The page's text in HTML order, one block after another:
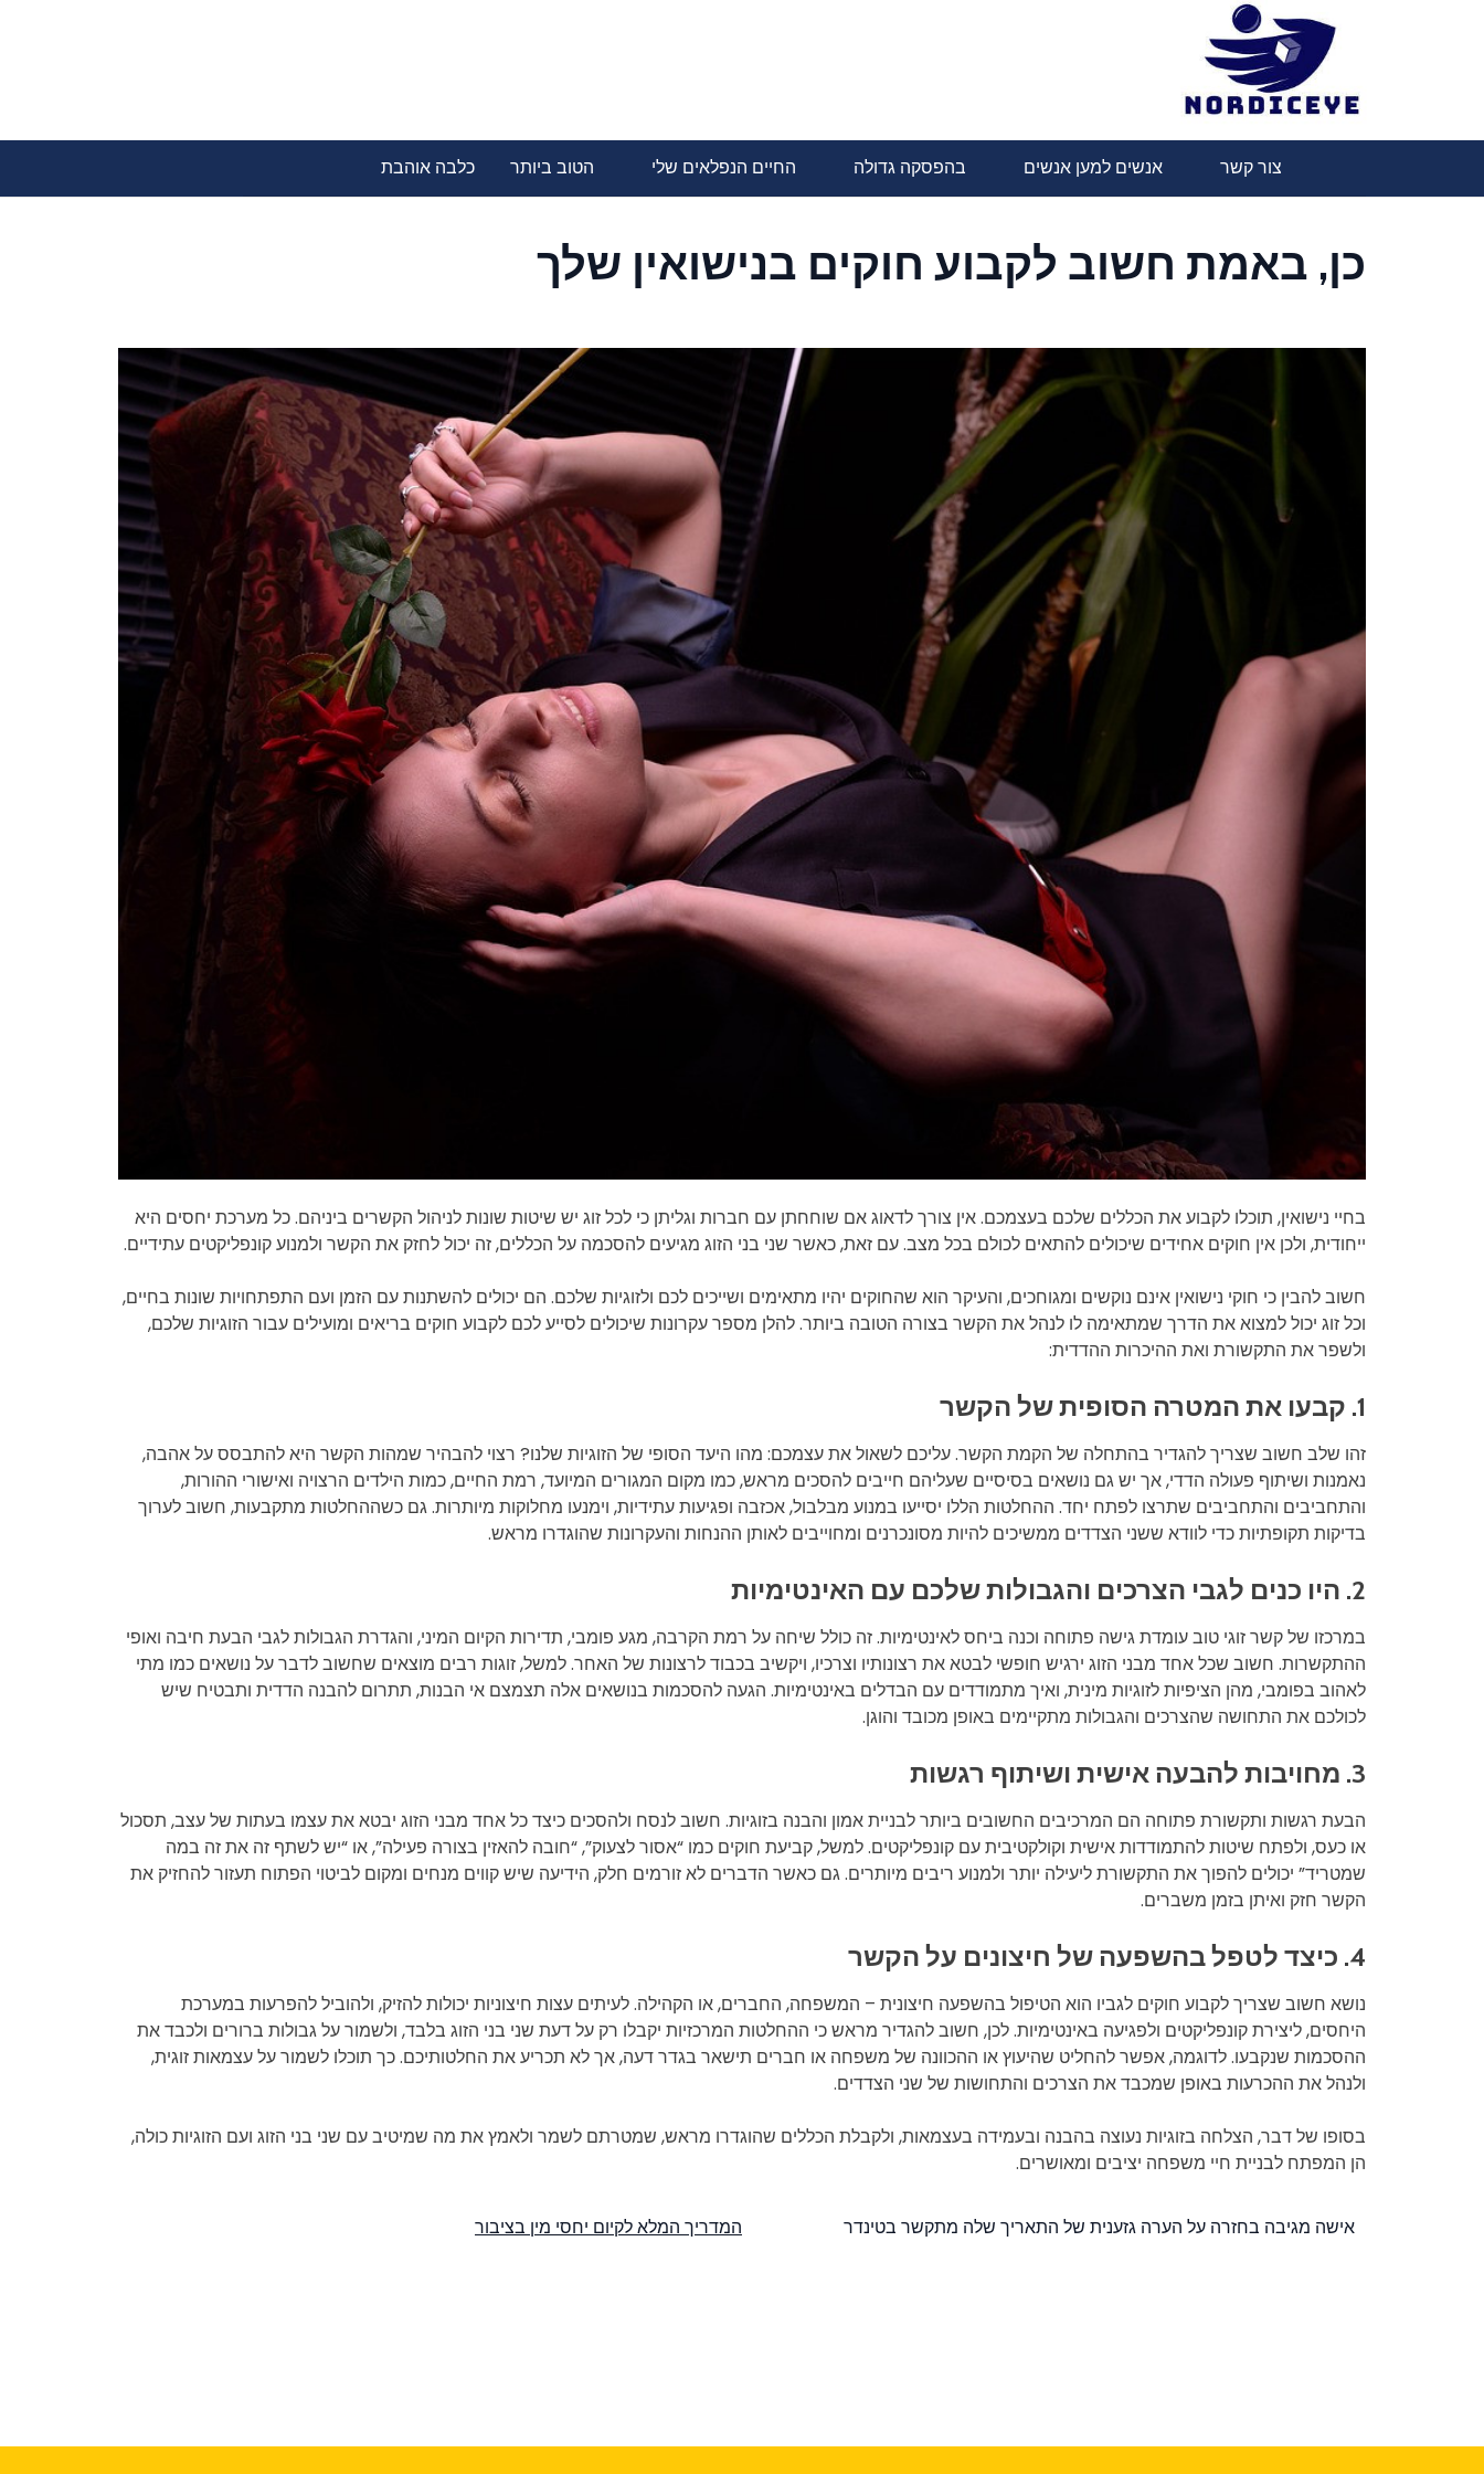
nordiceye
צור קשר אנשים למען אנשים בהפסקה גדולה החיים הנפלאים שלי הטוב ביותר כלבה אוהבת
כן, באמת חשוב לקבוע חוקים בנישואין שלך
בחיי נישואין, תוכלו לקבוע את הכללים שלכם בעצמכם. אין צורך לדאוג אם שוחחתן עם חברות וגליתן כי לכל זוג יש שיטות שונות לניהול הקשרים ביניהם. כל מערכת יחסים היא
ייחודית, ולכן אין חוקים אחידים שיכולים להתאים לכולם בכל מצב. עם זאת, כאשר שני בני הזוג מגיעים להסכמה על הכללים, זה יכול לחזק את הקשר ולמנוע קונפליקטים עתידיים.
חשוב להבין כי חוקי נישואין אינם נוקשים ומגוחכים, והעיקר הוא שהחוקים יהיו מתאימים ושייכים לכם ולזוגיות שלכם. הם יכולים להשתנות עם הזמן ועם התפתחויות שונות בחיים,
וכל זוג יכול למצוא את הדרך שמתאימה לו לנהל את הקשר בצורה הטובה ביותר. להלן מספר עקרונות שיכולים לסייע לכם לקבוע חוקים בריאים ומועילים עבור הזוגיות שלכם,
ולשפר את התקשורת ואת ההיכרות ההדדית:
1. קבעו את המטרה הסופית של הקשר
זהו שלב חשוב שצריך להגדיר בהתחלה של הקמת הקשר. עליכם לשאול את עצמכם: מהו היעד הסופי של הזוגיות שלנו? רצוי להבהיר שמהות הקשר היא להתבסס על אהבה,
נאמנות ושיתוף פעולה הדדי, אך יש גם נושאים בסיסיים שעליהם חייבים להסכים מראש, כמו מקום המגורים המיועד, רמת החיים, כמות הילדים הרצויה ואישורי ההורות,
והתחביבים והתחביבים שתרצו לפתח יחד. ההחלטות הללו יסייעו במנוע מבלבול, אכזבה ופגיעות עתידיות, וימנעו מחלוקות מיותרות. גם כשההחלטות מתקבעות, חשוב לערוך
בדיקות תקופתיות כדי לוודא ששני הצדדים ממשיכים להיות מסונכרנים ומחוייבים לאותן ההנחות והעקרונות שהוגדרו מראש.
2. היו כנים לגבי הצרכים והגבולות שלכם עם האינטימיות
במרכזו של קשר זוגי טוב עומדת גישה פתוחה וכנה ביחס לאינטימיות. זה כולל שיחה על רמת הקרבה, מגע פומבי, תדירות הקיום המיני, והגדרת הגבולות לגבי הבעת חיבה ואופי
ההתקשרות. חשוב שכל אחד מבני הזוג ירגיש חופשי לבטא את רצונותיו וצרכיו, ויקשיב בכבוד לרצונות של האחר. למשל, זוגות רבים מוצאים שחשוב לדבר על נושאים כמו מתי
לאהוב בפומבי, מהן הציפיות לזוגיות מינית, ואיך מתמודדים עם הבדלים באינטימיות. הגעה להסכמות בנושאים אלה תצמצם אי הבנות, תתרום להבנה הדדית ותבטיח שיש
לכולכם את התחושה שהצרכים והגבולות מתקיימים באופן מכובד והוגן.
3. מחויבות להבעה אישית ושיתוף רגשות
הבעת רגשות ותקשורת פתוחה הם המרכיבים החשובים ביותר לבניית אמון והבנה בזוגיות. חשוב לנסח ולהסכים כיצד כל אחד מבני הזוג יבטא את עצמו בעתות של עצב, תסכול
או כעס, ולפתח שיטות להתמודדות אישית וקולקטיבית עם קונפליקטים. למשל, קביעת חוקים כמו “אסור לצעוק”, “חובה להאזין בצורה פעילה”, או “יש לשתף זה את זה במה
שמטריד” יכולים להפוך את התקשורת ליעילה יותר ולמנוע ריבים מיותרים. גם כאשר הדברים לא זורמים חלק, הידיעה שיש קווים מנחים ומקום לביטוי הפתוח תעזור להחזיק את
הקשר חזק ואיתן בזמן משברים.
4. כיצד לטפל בהשפעה של חיצונים על הקשר
נושא חשוב שצריך לקבוע חוקים לגביו הוא הטיפול בהשפעה חיצונית – המשפחה, החברים, או הקהילה. לעיתים עצות חיצוניות יכולות להזיק, ולהוביל להפרעות במערכת
היחסים, ליצירת קונפליקטים ולפגיעה באינטימיות. לכן, חשוב להגדיר מראש כי ההחלטות המרכזיות יקבלו רק על דעת שני בני הזוג בלבד, ולשמור על גבולות ברורים ולכבד את
ההסכמות שנקבעו. לדוגמה, אפשר להחליט שהיעוץ או ההכוונה של משפחה או חברים תישאר בגדר דעה, אך לא תכריע את החלטותיכם. כך תוכלו לשמור על עצמאות זוגית,
ולנהל את ההכרעות באופן שמכבד את הצרכים והתחושות של שני הצדדים.
בסופו של דבר, הצלחה בזוגיות נעוצה בהבנה ובעמידה בעצמאות, ולקבלת הכללים שהוגדרו מראש, שמטרתם לשמר ולאמץ את מה שמיטיב עם שני בני הזוג ועם הזוגיות כולה,
הן המפתח לבניית חיי משפחה יציבים ומאושרים.
Post
אישה מגיבה בחזרה על הערה גזענית של התאריך שלה מתקשר בטינדר המדריך המלא לקיום יחסי מין בציבור